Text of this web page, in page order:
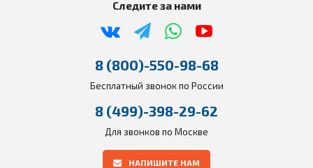
Следите за нами
8 (800)-550-98-68
Бесплатный звонок по России
8 (499)-398-29-62
Для звонков по Москве
НАПИШИТЕ НАМ